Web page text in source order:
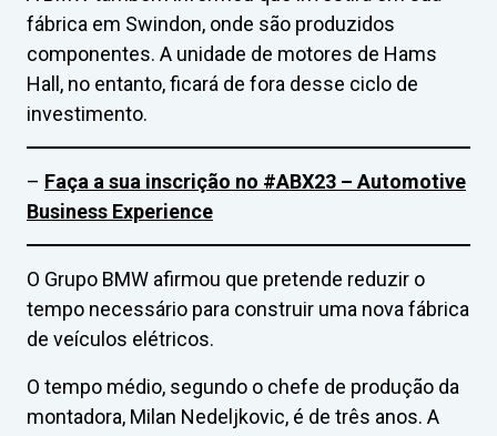
fábrica em Swindon, onde são produzidos
componentes. A unidade de motores de Hams
Hall, no entanto, ficará de fora desse ciclo de
investimento.
– Faça a sua inscrição no #ABX23 – Automotive
Business Experience
O Grupo BMW afirmou que pretende reduzir o
tempo necessário para construir uma nova fábrica
de veículos elétricos.
O tempo médio, segundo o chefe de produção da
montadora, Milan Nedeljkovic, é de três anos. A